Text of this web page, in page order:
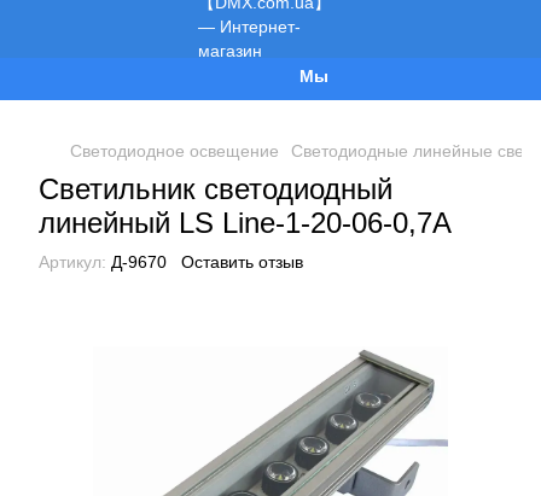
Мы работаем!
Светодиодное освещение Светодиодные линейные
Светильник светодиодный
линейный LS Line-1-20-06-0,7A
Артикул: Д-9670 Оставить отзыв